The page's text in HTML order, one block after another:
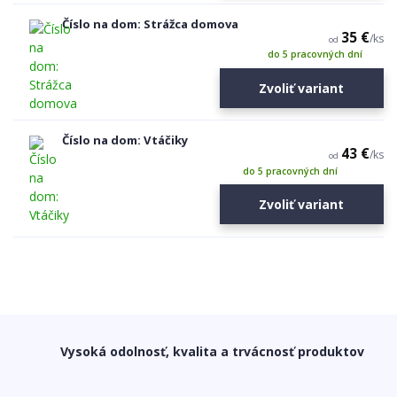
Číslo na dom: Strážca domova
od 35 €/ks
do 5 pracovných dní
Zvoliť variant
Číslo na dom: Vtáčiky
od 43 €/ks
do 5 pracovných dní
Zvoliť variant
Vysoká odolnosť, kvalita a trvácnosť produktov